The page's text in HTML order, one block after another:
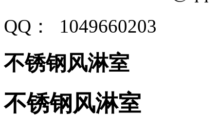
QQ：
1049660203
不锈钢风淋室
不锈钢风淋室